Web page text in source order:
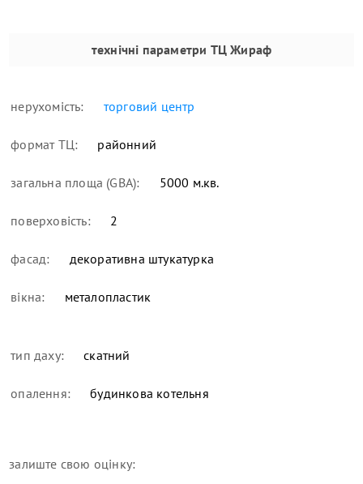
технічні параметри ТЦ Жираф
нерухомість: торговий центр
формат ТЦ: районний
загальна площа (GBA): 5000 м.кв.
поверховість: 2
фасад: декоративна штукатурка
вікна: металопластик
тип даху: скатний
опалення: будинкова котельня
залиште свою оцінку: